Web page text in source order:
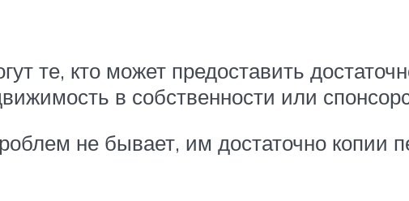
те, кто может предоставить
в собственности или
не бывает, им достаточно копии